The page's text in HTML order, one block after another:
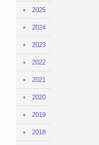
2025
2024
2023
2022
2021
2020
2019
2018